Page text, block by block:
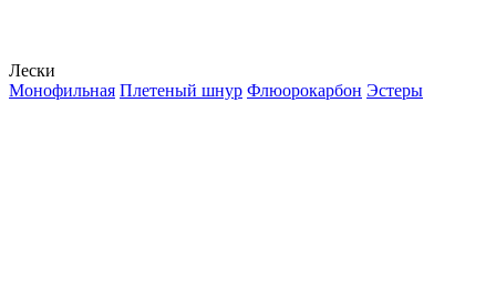
Лески
Монофильная Плетеный шнур Флюорокарбон Эстеры